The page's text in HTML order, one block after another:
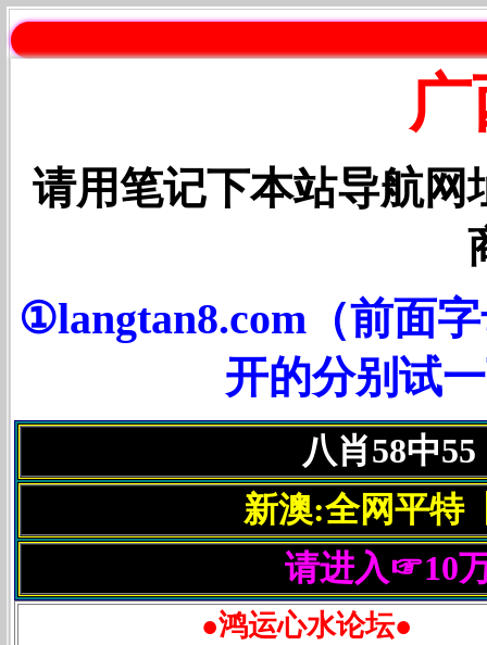
请用笔记下本站导航网
①langtan8.com（前面
开的分别试
八肖58中
新澳:全网平特
请进入☞10
●鸿运心水论坛●